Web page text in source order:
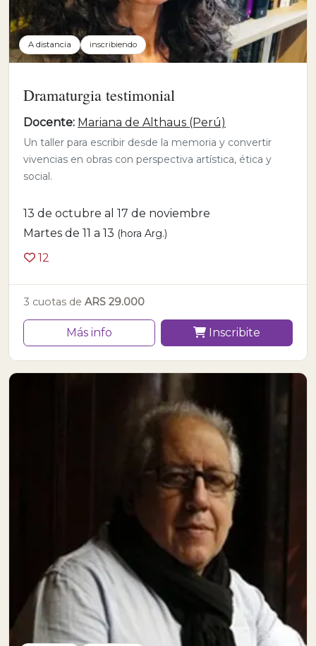
A distancia inscribiendo
Dramaturgia testimonial
Docente: Mariana de Althaus (Perú)
Un taller para escribir desde la memoria y convertir
vivencias en obras con perspectiva artística, ética y
social.
13 de octubre al 17 de noviembre
Martes de 11 a 13 (hora Arg.)
12
3 cuotas de ARS 29.000
Más info Inscribite